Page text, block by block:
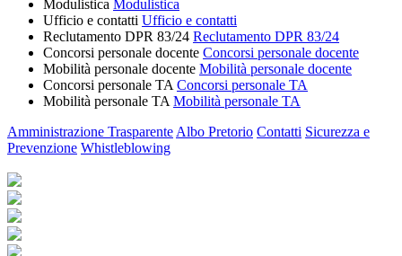
Modulistica Modulistica
Ufficio e contatti Ufficio e contatti
Reclutamento DPR 83/24 Reclutamento DPR 83/24
Concorsi personale docente Concorsi personale docente
Mobilità personale docente Mobilità personale docente
Concorsi personale TA Concorsi personale TA
Mobilità personale TA Mobilità personale TA
Amministrazione Trasparente Albo Pretorio Contatti Sicurezza e
Prevenzione Whistleblowing